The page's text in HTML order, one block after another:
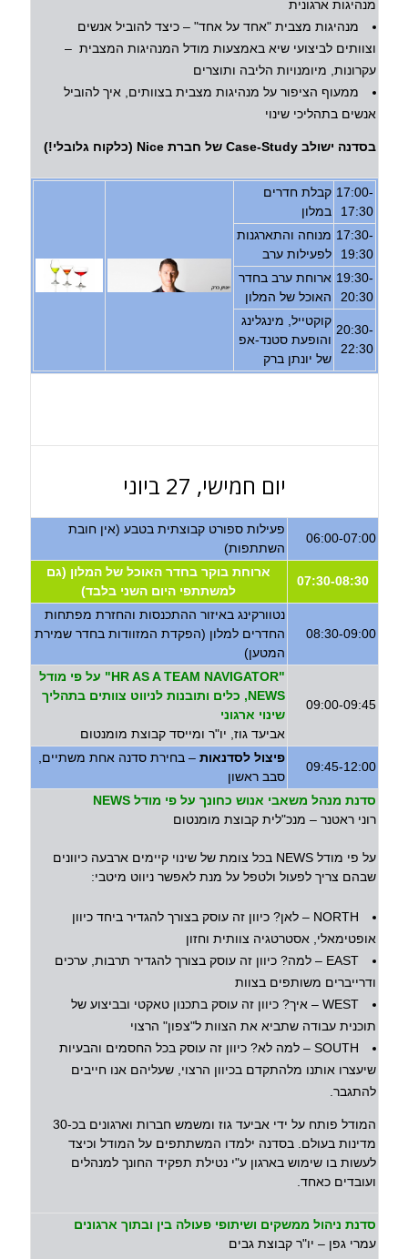
מנהיגות ארגונית
מנהיגות מצבית "אחד על אחד" – כיצד להוביל אנשים
וצוותים לביצועי שיא באמצעות מודל המנהיגות המצבית –
עקרונות, מיומנויות הליבה ותוצרים
ממעוף הציפור על מנהיגות מצבית בצוותים, איך להוביל
אנשים בתהליכי שינוי
בסדנה ישולב Case-Study של חברת Nice (כלקוח גלובלי!)
17:00-
17:30
קבלת חדרים
במלון
17:30-
19:30
מנוחה והתארגנות
לפעילות ערב
19:30-
20:30
ארוחת ערב בחדר
האוכל של המלון
20:30-
22:30
קוקטייל, מינגלינג
והופעת סטנד-אפ
של יונתן ברק
יום חמישי, 27 ביוני
06:00-07:00
פעילות ספורט קבוצתית בטבע (אין חובת
השתתפות)
07:30-08:30
ארוחת בוקר בחדר האוכל של המלון (גם
למשתתפי היום השני בלבד)
08:30-09:00
נטוורקינג באיזור ההתכנסות והחזרת מפתחות
החדרים למלון (הפקדת המזוודות בחדר שמירת
המטען)
09:00-09:45
"HR AS A TEAM NAVIGATOR" על פי מודל
NEWS, כלים ותובנות לניווט צוותים בתהליך
שינוי ארגוני
אביעד גוז, יו"ר ומייסד קבוצת מומנטום
09:45-12:00
פיצול לסדנאות – בחירת סדנה אחת משתיים,
סבב ראשון
סדנת מנהל משאבי אנוש כחונך על פי מודל NEWS
רוני ראטנר – מנכ"לית קבוצת מומנטום
על פי מודל NEWS בכל צומת של שינוי קיימים ארבעה כיוונים
שבהם צריך לפעול ולטפל על מנת לאפשר ניווט מיטבי:
NORTH – לאן? כיוון זה עוסק בצורך להגדיר ביחד כיוון
אופטימאלי, אסטרטגיה צוותית וחזון
EAST – למה? כיוון זה עוסק בצורך להגדיר תרבות, ערכים
ודרייברים משותפים בצוות
WEST – איך? כיוון זה עוסק בתכנון טאקטי ובביצוע של
תוכנית עבודה שתביא את הצוות ל"צפון" הרצוי
SOUTH – למה לא? כיוון זה עוסק בכל החסמים והבעיות
שיעצרו אותנו מלהתקדם בכיוון הרצוי, שעליהם אנו חייבים
להתגבר.
המודל פותח על ידי אביעד גוז ומשמש חברות וארגונים בכ-30
מדינות בעולם. בסדנה ילמדו המשתתפים על המודל וכיצד
לעשות בו שימוש בארגון ע"י נטילת תפקיד החונך למנהלים
ועובדים כאחד.
סדנת ניהול ממשקים ושיתופי פעולה בין ובתוך ארגונים
עמרי גפן – יו"ר קבוצת גבים